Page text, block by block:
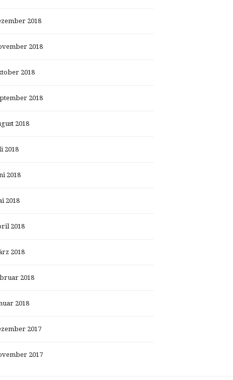
2018
2018
2018
2018
2018
2018
2018
2018
2018
2018
2018
2018
2017
2017